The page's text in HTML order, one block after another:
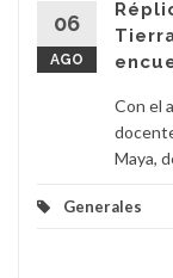
06
AGO
Con el
Maya,
Generales